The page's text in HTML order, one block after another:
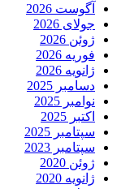
آگوست 2026
جولای 2026
ژوئن 2026
فوریه 2026
ژانویه 2026
دسامبر 2025
نوامبر 2025
اکتبر 2025
سپتامبر 2025
سپتامبر 2023
ژوئن 2020
ژانویه 2020